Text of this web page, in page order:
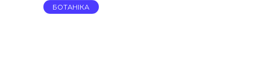
БОТАНІКА